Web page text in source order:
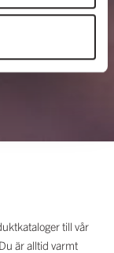
till vår
är alltid varmt